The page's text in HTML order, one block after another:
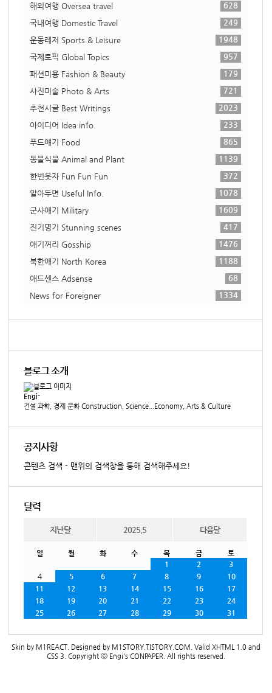
해외여행 Oversea travel
628
국내여행 Domestic Travel
249
운동레저 Sports & Leisure
1948
국제토픽 Global Topics
957
패션미용 Fashion & Beauty
179
사진미술 Photo & Arts
721
추천시글 Best Writings
2023
아이디어 Idea info.
233
푸드얘기 Food
865
동물식물 Animal and Plant
1139
한번웃자 Fun Fun Fun
372
알아두면 Useful Info.
1078
군사얘기 Military
1609
진기명기 Stunning scenes
417
얘기꺼리 Gosship
1476
북한얘기 North Korea
1188
애드센스 Adsense
68
News for Foreigner
1334
블로그 소개
Engi-
건설 과학, 경제 문화 Construction, Science...Economy, Arts & Culture
공지사항
콘텐츠 검색 - 맨위의 검색창을 통해 검색해주세요!
달력
지난달 2025.5 다음달
일 월 화 수 목 금
토
1
2
3
4
5 6 7 8 9
10
11
12 13 14 15 16
17
18
19 20 21 22 23
24
25
26 27 28 29 30 31
Skin by M1REACT . Designed by M1STORY.TISTORY.COM . Valid XHTML 1.0 and
CSS 3 . Copyright ⓒ Engi's CONPAPER . All rights reserved.